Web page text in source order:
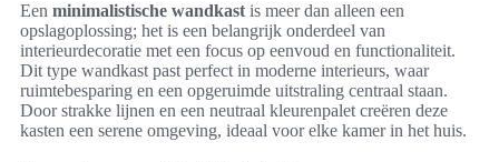
Een minimalistische wandkast is meer dan alleen een
opslagoplossing; het is een belangrijk onderdeel van
interieurdecoratie met een focus op eenvoud en functionaliteit.
Dit type wandkast past perfect in moderne interieurs, waar
ruimtebesparing en een opgeruimde uitstraling centraal staan.
Door strakke lijnen en een neutraal kleurenpalet creëren deze
kasten een serene omgeving, ideaal voor elke kamer in het huis.